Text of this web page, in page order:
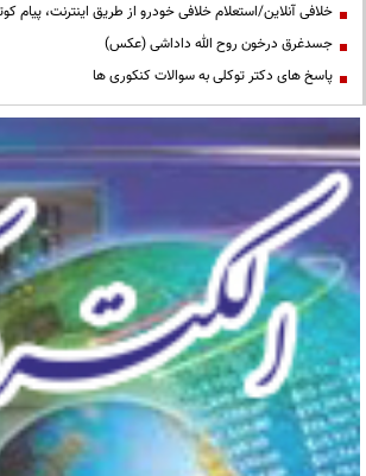
خلافی آنلاین/استعلام خلافی خودرو از طریق اینترنت، پیام
جسدغرق درخون روح الله داداشی (عکس)
پاسخ های دکتر توکلی به سوالات کنکوری ها